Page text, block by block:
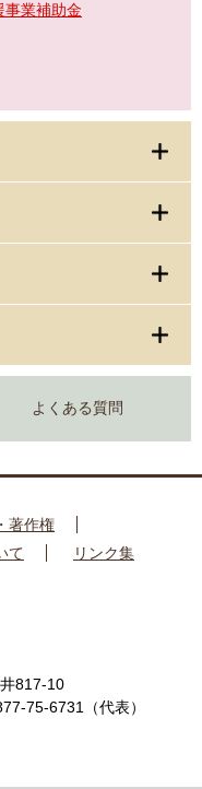
事業補助金
よくある質問
著作権
て リンク集
817-10
75-6731（代表）